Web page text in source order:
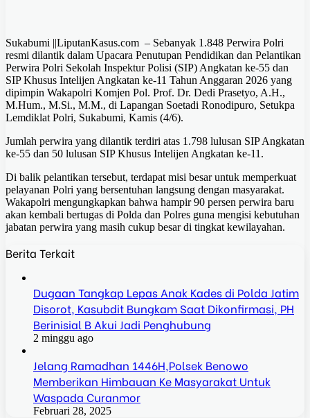
Sukabumi ||LiputanKasus.com – Sebanyak 1.848 Perwira Polri
resmi dilantik dalam Upacara Penutupan Pendidikan dan Pelantikan
Perwira Polri Sekolah Inspektur Polisi (SIP) Angkatan ke-55 dan
SIP Khusus Intelijen Angkatan ke-11 Tahun Anggaran 2026 yang
dipimpin Wakapolri Komjen Pol. Prof. Dr. Dedi Prasetyo, A.H.,
M.Hum., M.Si., M.M., di Lapangan Soetadi Ronodipuro, Setukpa
Lemdiklat Polri, Sukabumi, Kamis (4/6).
Jumlah perwira yang dilantik terdiri atas 1.798 lulusan SIP Angkatan
ke-55 dan 50 lulusan SIP Khusus Intelijen Angkatan ke-11.
Di balik pelantikan tersebut, terdapat misi besar untuk memperkuat
pelayanan Polri yang bersentuhan langsung dengan masyarakat.
Wakapolri mengungkapkan bahwa hampir 90 persen perwira baru
akan kembali bertugas di Polda dan Polres guna mengisi kebutuhan
jabatan perwira yang masih cukup besar di tingkat kewilayahan.
Berita Terkait
Dugaan Tangkap Lepas Anak Kades di Polda Jatim
Disorot, Kasubdit Bungkam Saat Dikonfirmasi, PH
Berinisial B Akui Jadi Penghubung
2 minggu ago
Jelang Ramadhan 1446H,Polsek Benowo
Memberikan Himbauan Ke Masyarakat Untuk
Waspada Curanmor
Februari 28, 2025